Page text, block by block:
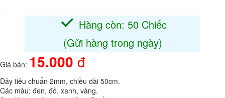
Hàng còn: 50 Chiếc
(Gửi hàng trong ngày)
Giá bán: 15.000 đ
Dây tiêu chuẩn 2mm, chiều dài 50cm.
Các màu: đen, đỏ, xanh, vàng.